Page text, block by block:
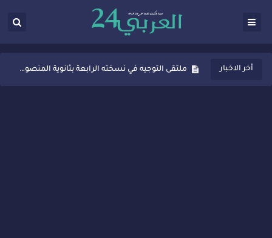
أخر الاخبار
ثانوية المنصور الذهبي بسيدي قاسم تُعزّز ثقافة التوجيه المدرسي بمبادرة نوعية تجمع بين التفاعل والتكريم
ملتقى التوجيه في نسخته الرابعة بثانوية المنصور الذهبي بسيدي قاسم